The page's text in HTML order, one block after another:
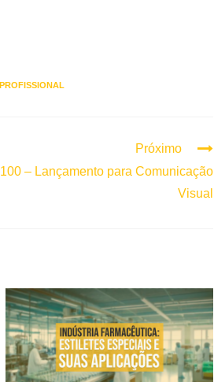
Próximo
– Lançamento para Comunicação
Visual